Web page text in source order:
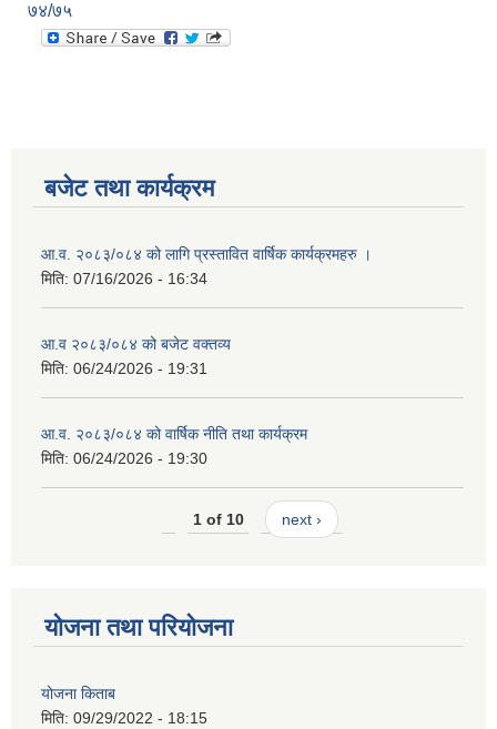
७४/७५
बजेट तथा कार्यक्रम
आ.व. २०८३/०८४ को लागि प्रस्तावित वार्षिक कार्यक्रमहरु ।
मिति: 07/16/2026 - 16:34
आ.व २०८३/०८४ को बजेट वक्तव्य
मिति: 06/24/2026 - 19:31
आ.व. २०८३/०८४ को वार्षिक नीति तथा कार्यक्रम
मिति: 06/24/2026 - 19:30
1 of 10 next ›
योजना तथा परियोजना
योजना किताब
मिति: 09/29/2022 - 18:15